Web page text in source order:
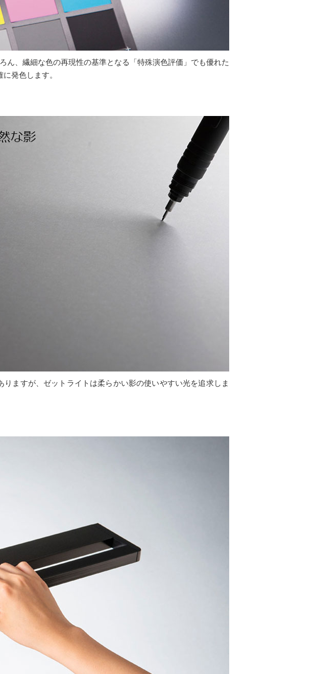
、繊細な色の再現性の基準となる「特殊演色評価」でも優れた
発色します。
ますが、ゼットライトは柔らかい影の使いやすい光を追求しま